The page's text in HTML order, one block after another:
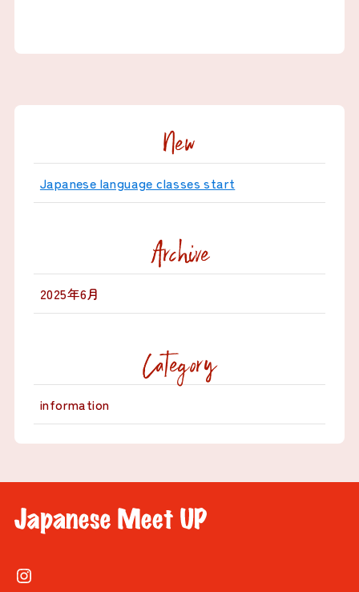
New
Japanese language classes start
Archive
2025年6月
Category
information
Instagram